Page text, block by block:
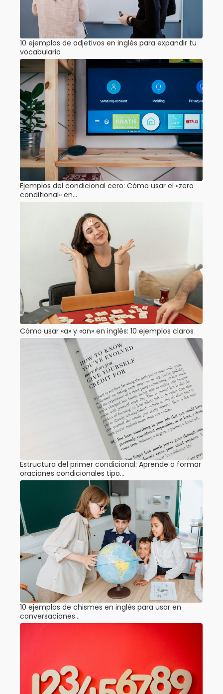
10 ejemplos de adjetivos en inglés para expandir tu
vocabulario
Ejemplos del condicional cero: Cómo usar el «zero
conditional» en…
Cómo usar «a» y «an» en inglés: 10 ejemplos claros
Estructura del primer condicional: Aprende a formar
oraciones condicionales tipo…
10 ejemplos de chismes en inglés para usar en
conversaciones…